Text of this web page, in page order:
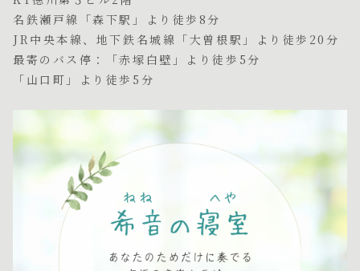
名鉄瀬戸線「森下駅」より徒歩8分
JR中央本線、地下鉄名城線「大曽根駅」より徒歩20分
最寄のバス停：「赤塚白壁」より徒歩5分
「山口町」より徒歩5分